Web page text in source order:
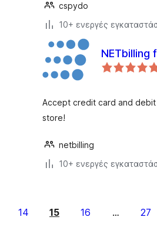
cspydo
10+ ενεργές
NETbilling
Accept credit card and debit
store!
netbilling
10+ ενεργές
14 15 16 … 27